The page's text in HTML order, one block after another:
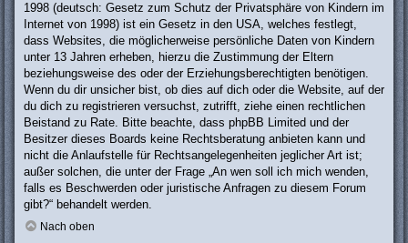
1998 (deutsch: Gesetz zum Schutz der Privatsphäre von Kindern im
Internet von 1998) ist ein Gesetz in den USA, welches festlegt,
dass Websites, die möglicherweise persönliche Daten von Kindern
unter 13 Jahren erheben, hierzu die Zustimmung der Eltern
beziehungsweise des oder der Erziehungsberechtigten benötigen.
Wenn du dir unsicher bist, ob dies auf dich oder die Website, auf der
du dich zu registrieren versuchst, zutrifft, ziehe einen rechtlichen
Beistand zu Rate. Bitte beachte, dass phpBB Limited und der
Besitzer dieses Boards keine Rechtsberatung anbieten kann und
nicht die Anlaufstelle für Rechtsangelegenheiten jeglicher Art ist;
außer solchen, die unter der Frage „An wen soll ich mich wenden,
falls es Beschwerden oder juristische Anfragen zu diesem Forum
gibt?“ behandelt werden.
Nach oben